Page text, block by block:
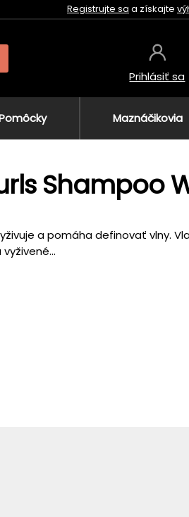
Registrujte sa a získajte
Prihlásiť sa
Maznáčikovia
Shampoo
a pomáha definovať vlny.